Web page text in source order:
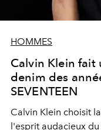
HOMMES
Calvin Klein fait
denim des
SEVENTEEN
Calvin Klein choisit
l'esprit audacieux